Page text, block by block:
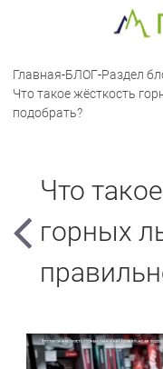
Главная-БЛОГ-Раздел
Что такое жёсткость
подобрать?
Что
горных